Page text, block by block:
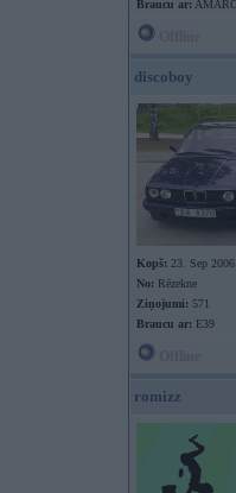
Braucu ar:
discoboy
Kopš: 23. Sep 2006
No: Rēzekne
Ziņojumi: 571
Braucu ar: E39
romizz